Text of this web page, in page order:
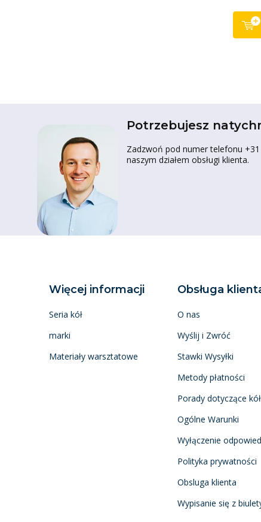
Potrzebujesz
Zadzwoń pod numer telefonu
naszym działem obsługi klienta.
Więcej informacji
Seria kół
marki
Materiały warsztatowe
Obsługa
O nas
Wyślij i Zwróć
Stawki Wysyłki
Metody płatności
Porady dotyczące kół
Ogólne Warunki
Wyłączenie
Polityka prywatności
Obsluga klienta
Wypisanie się z